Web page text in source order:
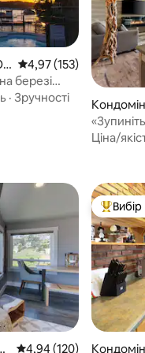
Середня оцінка: 4,97 з
4,97 (153)
березі
· Зручності
Royale
Ціна/
Середня оцінка: 4,94 з
4,94 (120)
Топ